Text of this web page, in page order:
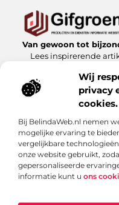
Wij
privacy
cookies.
Bij BelindaWeb.nl nemen
mogelijke ervaring te
vergelijkbare
onze website gebruikt,
gepersonaliseerde
informatie kunt u ons
Van gewoon tot
Lees inspirerende
Bericht categorie
Onze informatie